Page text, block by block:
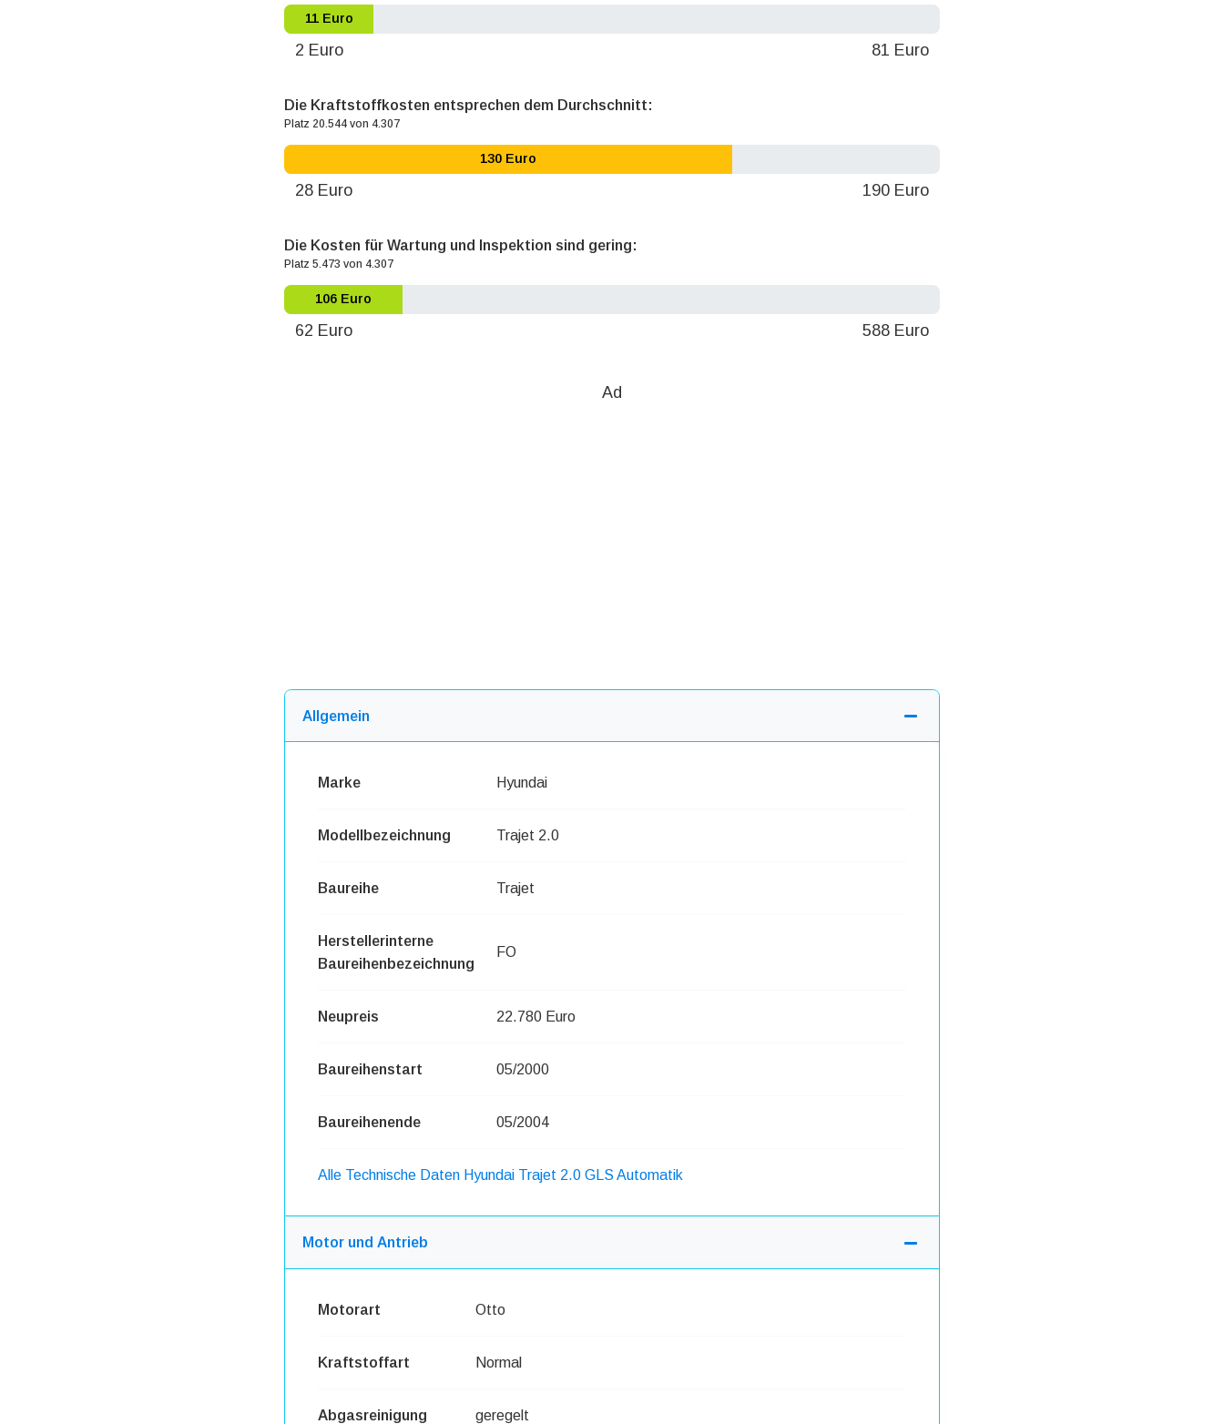
11 Euro
2 Euro 81 Euro
Die Kraftstoffkosten entsprechen dem Durchschnitt:
Platz 20.544 von 4.307
130 Euro
28 Euro 190 Euro
Die Kosten für Wartung und Inspektion sind gering:
Platz 5.473 von 4.307
106 Euro
62 Euro 588 Euro
Ad
Allgemein
Marke Hyundai
Modellbezeichnung Trajet 2.0
Baureihe Trajet
Herstellerinterne
Baureihenbezeichnung
FO
Neupreis 22.780 Euro
Baureihenstart 05/2000
Baureihenende 05/2004
Alle Technische Daten Hyundai Trajet 2.0 GLS Automatik
Motor und Antrieb
Motorart Otto
Kraftstoffart Normal
Abgasreinigung geregelt